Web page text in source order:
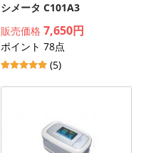
シメータ C101A3
販売価格 7,650円
ポイント 78点
(5)